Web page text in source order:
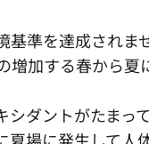
準を達成されま
加する春から夏
シダントがたま